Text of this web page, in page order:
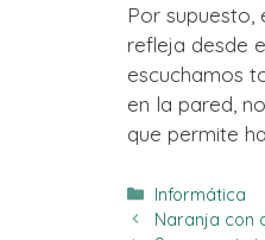
Por
refleja desde
escuchamos
en la pared,
que permite
Categorías
Informática
Naranja con